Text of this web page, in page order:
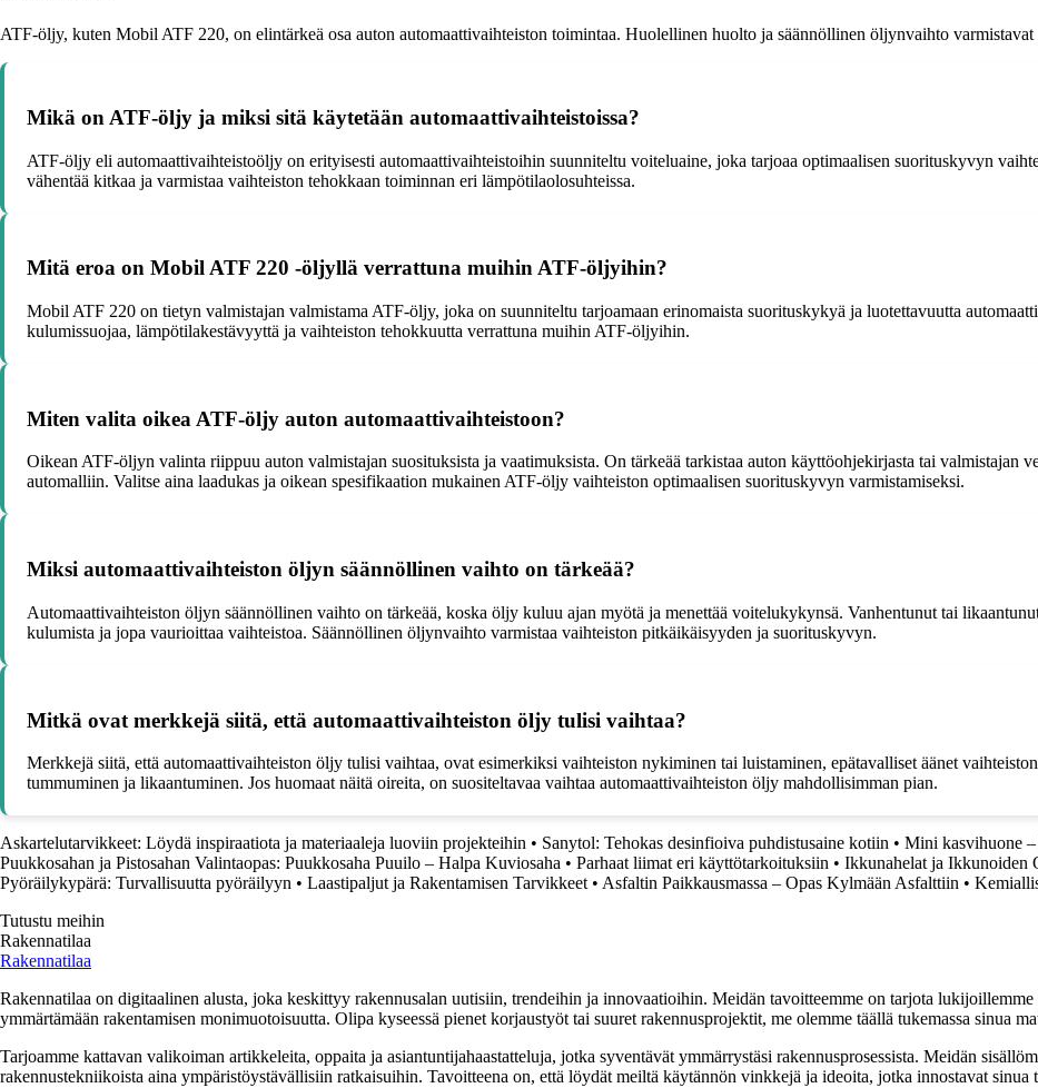
ATF-öljy, kuten Mobil ATF 220, on elintärkeä osa auton automaattivaihteiston toimintaa. Huolellinen huolto ja säännöllinen öljynvaihto
Mikä on ATF-öljy ja miksi sitä käytetään automaattivaihteistoissa?
ATF-öljy eli automaattivaihteistoöljy on erityisesti automaattivaihteistoihin suunniteltu voiteluaine, joka tarjoaa optimaalisen suorituskyvyn
vähentää kitkaa ja varmistaa vaihteiston tehokkaan toiminnan eri lämpötilaolosuhteissa.
Mitä eroa on Mobil ATF 220 -öljyllä verrattuna muihin ATF-öljyihin?
Mobil ATF 220 on tietyn valmistajan valmistama ATF-öljy, joka on suunniteltu tarjoamaan erinomaista suorituskykyä ja luotettavuutta
kulumissuojaa, lämpötilakestävyyttä ja vaihteiston tehokkuutta verrattuna muihin ATF-öljyihin.
Miten valita oikea ATF-öljy auton automaattivaihteistoon?
Oikean ATF-öljyn valinta riippuu auton valmistajan suosituksista ja vaatimuksista. On tärkeää tarkistaa auton käyttöohjekirjasta tai valmistajan
automalliin. Valitse aina laadukas ja oikean spesifikaation mukainen ATF-öljy vaihteiston optimaalisen suorituskyvyn varmistamiseksi.
Miksi automaattivaihteiston öljyn säännöllinen vaihto on tärkeää?
Automaattivaihteiston öljyn säännöllinen vaihto on tärkeää, koska öljy kuluu ajan myötä ja menettää voitelukykynsä. Vanhentunut tai
kulumista ja jopa vaurioittaa vaihteistoa. Säännöllinen öljynvaihto varmistaa vaihteiston pitkäikäisyyden ja suorituskyvyn.
Mitkä ovat merkkejä siitä, että automaattivaihteiston öljy tulisi vaihtaa?
Merkkejä siitä, että automaattivaihteiston öljy tulisi vaihtaa, ovat esimerkiksi vaihteiston nykiminen tai luistaminen, epätavalliset äänet
tummuminen ja likaantuminen. Jos huomaat näitä oireita, on suositeltavaa vaihtaa automaattivaihteiston öljy mahdollisimman pian.
Askartelutarvikkeet: Löydä inspiraatiota ja materiaaleja luoviin projekteihin • Sanytol: Tehokas desinfioiva puhdistusaine kotiin • Mini kasvihuone –
Puukkosahan ja Pistosahan Valintaopas: Puukkosaha Puuilo – Halpa Kuviosaha • Parhaat liimat eri käyttötarkoituksiin • Ikkunahelat ja Ikkunoiden
Pyöräilykypärä: Turvallisuutta pyöräilyyn • Laastipaljut ja Rakentamisen Tarvikkeet • Asfaltin Paikkausmassa – Opas Kylmään Asfalttiin •
Tutustu meihin
Rakennatilaa
Rakennatilaa
Rakennatilaa on digitaalinen alusta, joka keskittyy rakennusalan uutisiin, trendeihin ja innovaatioihin. Meidän tavoitteemme on tarjota
ymmärtämään rakentamisen monimuotoisuutta. Olipa kyseessä pienet korjaustyöt tai suuret rakennusprojektit, me olemme täällä tukemassa sinua
Tarjoamme kattavan valikoiman artikkeleita, oppaita ja asiantuntijahaastatteluja, jotka syventävät ymmärrystäsi rakennusprosessista. Meidän
rakennustekniikoista aina ympäristöystävällisiin ratkaisuihin. Tavoitteena on, että löydät meiltä käytännön vinkkejä ja ideoita, jotka innostavat sinua